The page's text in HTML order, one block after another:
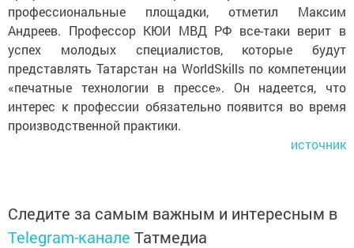
профессиональные площадки, отметил Максим
Андреев. Профессор КЮИ МВД РФ все-таки верит в
успех молодых специалистов, которые будут
представлять Татарстан на WorldSkills по компетенции
«печатные технологии в прессе». Он надеется, что
интерес к профессии обязательно появится во время
производственной практики.
источник
Следите за самым важным и интересным в
Telegram-канале Татмедиа